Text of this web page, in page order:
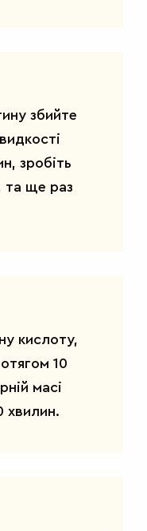
збийте
зробіть
та ще раз
кислоту,
10
масі
хвилин.